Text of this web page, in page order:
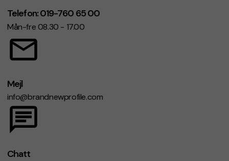
Telefon: 019-760 65 00
Mån-fre 08.30 - 17.00
Mejl
info@brandnewprofile.com
Chatt